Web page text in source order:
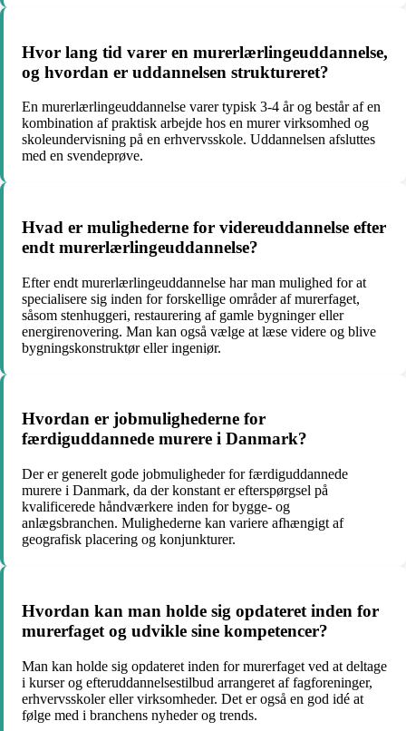
Hvor lang tid varer en murerlærlingeuddannelse,
og hvordan er uddannelsen struktureret?
En murerlærlingeuddannelse varer typisk 3-4 år og består af en
kombination af praktisk arbejde hos en murer virksomhed og
skoleundervisning på en erhvervsskole. Uddannelsen afsluttes
med en svendeprøve.
Hvad er mulighederne for videreuddannelse efter
endt murerlærlingeuddannelse?
Efter endt murerlærlingeuddannelse har man mulighed for at
specialisere sig inden for forskellige områder af murerfaget,
såsom stenhuggeri, restaurering af gamle bygninger eller
energirenovering. Man kan også vælge at læse videre og blive
bygningskonstruktør eller ingeniør.
Hvordan er jobmulighederne for
færdiguddannede murere i Danmark?
Der er generelt gode jobmuligheder for færdiguddannede
murere i Danmark, da der konstant er efterspørgsel på
kvalificerede håndværkere inden for bygge- og
anlægsbranchen. Mulighederne kan variere afhængigt af
geografisk placering og konjunkturer.
Hvordan kan man holde sig opdateret inden for
murerfaget og udvikle sine kompetencer?
Man kan holde sig opdateret inden for murerfaget ved at deltage
i kurser og efteruddannelsestilbud arrangeret af fagforeninger,
erhvervsskoler eller virksomheder. Det er også en god idé at
følge med i branchens nyheder og trends.